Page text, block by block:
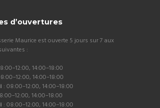
d’ouvertures
Maurice est ouverte 5 jours sur 7 aux
:
14:00–18:00
14:00–18:00
: 08:00–12:00, 14:00–18:00
14:00–18:00
: 08:00–12:00, 14:00–18:00